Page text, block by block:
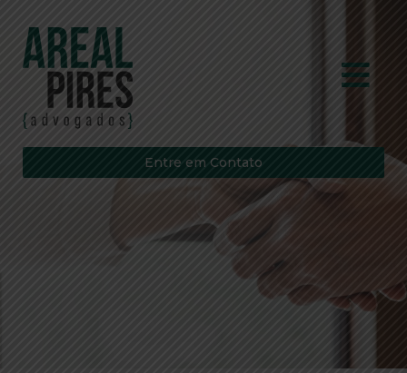
Entre em Contato